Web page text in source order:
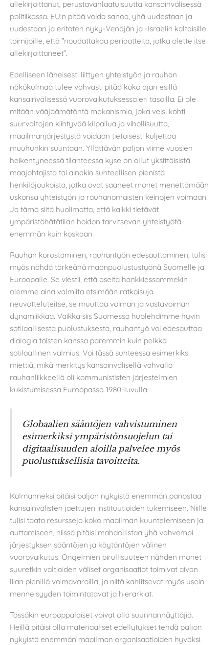
allekirjoittanut, perustavanlaatuisuutta kansainvälisessä
politiikassa. EU:n pitää voida sanoa, yhä uudestaan ja
uudestaan ja eritoten nyky-Venäjän ja -Israelin kaltaisille
toimijoille, että ”noudattakaa periaatteita, jotka olette itse
allekirjoittaneet”.
Edelliseen läheisesti liittyen yhteistyön ja rauhan
näkökulmaa tulee vahvasti pitää koko ajan esillä
kansainvälisessä vuorovaikutuksessa eri tasoilla. Ei ole
mitään vääjäämätöntä mekanismia, joka veisi kohti
suurvaltojen kiihtyvää kilpailua ja vihollisuutta,
maailmanjärjestystä voidaan tietoisesti kuljettaa
muuhunkin suuntaan. Yllättävän paljon viime vuosien
heikentyneessä tilanteessa kyse on ollut yksittäisistä
maajohtajista tai ainakin suhteellisen pienistä
henkilöjoukoista, jotka ovat saaneet monet menettämään
uskonsa yhteistyön ja rauhanomaisten keinojen voimaan.
Ja tämä siitä huolimatta, että kaikki tietävät
ympäristöhätätilan hoidon tarvitsevan yhteistyötä
enemmän kuin koskaan.
Rauhan korostaminen, rauhantyön edesauttaminen, tulisi
myös nähdä tärkeänä maanpuolustustyönä Suomelle ja
Euroopalle. Se viestii, että aseita hankkiessammekin
olemme aina valmiita etsimään ratkaisuja
neuvotteluteitse, se muuttaa voiman ja vastavoiman
dynamiikkaa. Vaikka siis Suomessa huolehdimme hyvin
sotilaallisesta puolustuksesta, rauhantyö voi edesauttaa
dialogia toisten kanssa paremmin kuin pelkkä
sotilaallinen valmius. Voi tässä suhteessa esimerkiksi
miettiä, mikä merkitys kansainvälisellä vahvalla
rauhanliikkeellä oli kommunististen järjestelmien
kukistumisessa Euroopassa 1980-luvulla.
Globaalien sääntöjen vahvistuminen
esimerkiksi ympäristönsuojelun tai
digitaalisuuden aloilla palvelee myös
puolustuksellisia tavoitteita.
Kolmanneksi pitäisi paljon nykyistä enemmän panostaa
kansainvälisten jaettujen instituutioiden tukemiseen. Niille
tulisi taata resursseja koko maailman kuuntelemiseen ja
auttamiseen, niissä pitäisi mahdollistaa yhä vahvempi
järjestyksen sääntöjen ja käytäntöjen välinen
vuorovaikutus. Ongelmien pirullisuuteen nähden monet
suuretkin valtioiden väliset organisaatiot toimivat aivan
liian pienillä voimavaroilla, ja niitä kahlitsevat myös usein
menneisyyden toimintatavat ja hierarkiat.
Tässäkin eurooppalaiset voivat olla suunnannäyttäjiä.
Heillä pitäisi olla materiaaliset edellytykset tehdä paljon
nykyistä enemmän maailman organisaatioiden hyväksi.